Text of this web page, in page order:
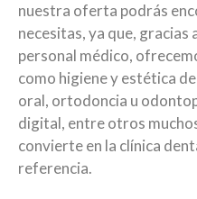
nuestra oferta podrás
necesitas, ya que, gracias
personal médico,
como higiene y estética
oral, ortodoncia u
digital, entre otros
convierte en la clínica
referencia.